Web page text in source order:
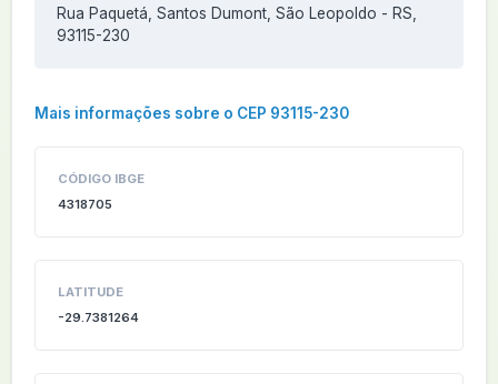
Rua Paquetá, Santos Dumont, São Leopoldo - RS,
93115-230
Mais informações sobre o CEP 93115-230
CÓDIGO IBGE
4318705
LATITUDE
-29.7381264